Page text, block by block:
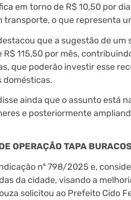
em torno de R$ 10,50 por
transporte, o que representa
que a sugestão de
R$ 115,50 por mês,
que poderão investir esse
domésticas.
ainda que o assunto está
e posteriormente
OPERAÇÃO TAPA
nº 798/2025 e,
da cidade, visando a
solicitou ao Prefeito Cido